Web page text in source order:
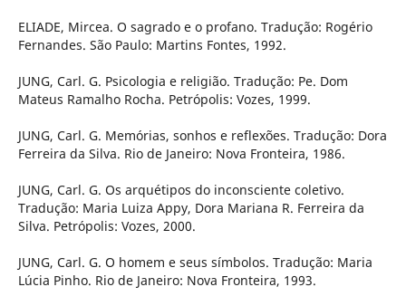
ELIADE, Mircea. O sagrado e o profano. Tradução: Rogério
Fernandes. São Paulo: Martins Fontes, 1992.
JUNG, Carl. G. Psicologia e religião. Tradução: Pe. Dom
Mateus Ramalho Rocha. Petrópolis: Vozes, 1999.
JUNG, Carl. G. Memórias, sonhos e reflexões. Tradução: Dora
Ferreira da Silva. Rio de Janeiro: Nova Fronteira, 1986.
JUNG, Carl. G. Os arquétipos do inconsciente coletivo.
Tradução: Maria Luiza Appy, Dora Mariana R. Ferreira da
Silva. Petrópolis: Vozes, 2000.
JUNG, Carl. G. O homem e seus símbolos. Tradução: Maria
Lúcia Pinho. Rio de Janeiro: Nova Fronteira, 1993.